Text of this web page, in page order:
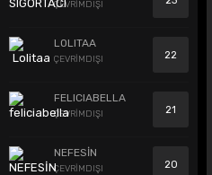
ÇEVRİMDIŞI
LOLITAA
ÇEVRİMDIŞI 22
FELICIABELLA
ÇEVRİMDIŞI 21
NEFESİN
ÇEVRİMDIŞI 20